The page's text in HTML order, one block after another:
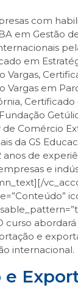
com
em Gestão
em
Vargas,
Vargas em
Comércio
da GS
anos de
e
curso
e
internacional.